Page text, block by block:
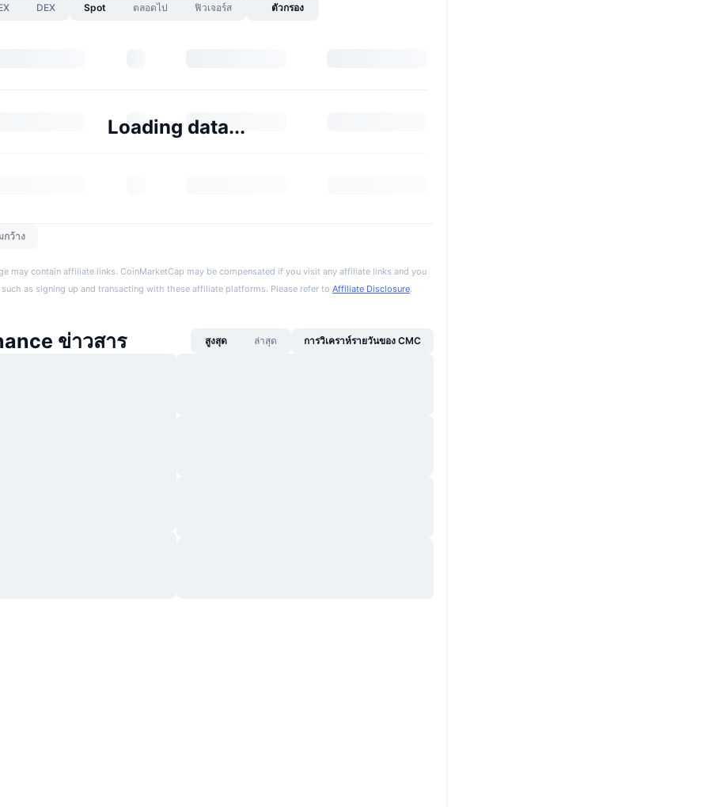
DEX Spot ตลอดไป ฟิวเจอร์ส ตัวกรอง
Loading data...
กว้าง
may contain affiliate links. CoinMarketCap may be compensated if you visit any affiliate links and you
as signing up and transacting with these affiliate platforms. Please refer to Affiliate Disclosure.
ข่าวสาร สูงสุด ล่าสุด การวิเคราห์รายวันของ CMC